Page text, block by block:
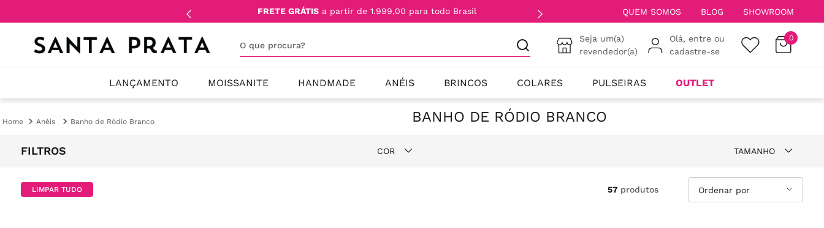
FRETE GRÁTIS a partir de 1.999,00 para todo Brasil QUEM SOMOS BLOG SHOWROOM
Seja um(a)
revendedor(a)
Olá, entre ou
cadastre-se
0
LANÇAMENTO MOISSANITE HANDMADE ANÉIS BRINCOS COLARES PULSEIRAS OUTLET
Anéis Banho de Ródio Branco BANHO DE RÓDIO BRANCO
FILTROS COR TAMANHO
LIMPAR TUDO 57 produtos